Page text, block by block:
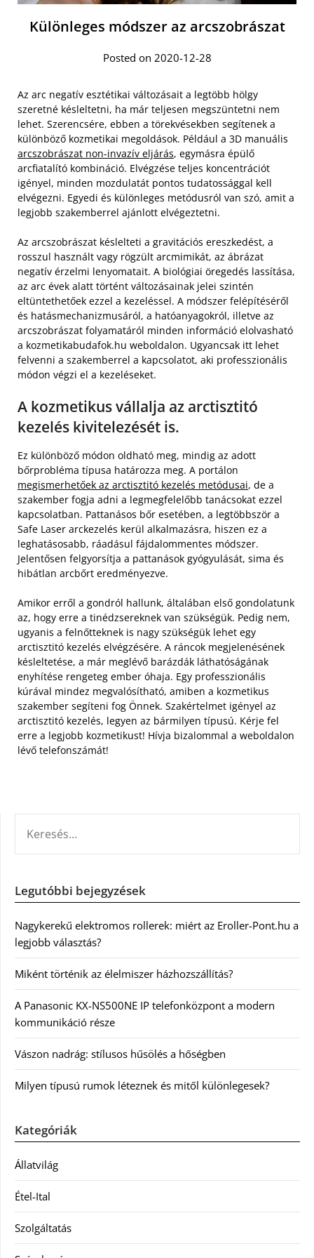
Különleges módszer az arcszobrászat
Posted on 2020-12-28
Az arc negatív esztétikai változásait a legtöbb hölgy
szeretné késleltetni, ha már teljesen megszüntetni nem
lehet. Szerencsére, ebben a törekvésekben segítenek a
különböző kozmetikai megoldások. Például a 3D manuális
arcszobrászat non-invazív eljárás, egymásra épülő
arcfiatalító kombináció. Elvégzése teljes koncentrációt
igényel, minden mozdulatát pontos tudatossággal kell
elvégezni. Egyedi és különleges metódusról van szó, amit a
legjobb szakemberrel ajánlott elvégeztetni.
Az arcszobrászat késlelteti a gravitációs ereszkedést, a
rosszul használt vagy rögzült arcmimikát, az ábrázat
negatív érzelmi lenyomatait. A biológiai öregedés lassítása,
az arc évek alatt történt változásainak jelei szintén
eltüntethetőek ezzel a kezeléssel. A módszer felépítéséről
és hatásmechanizmusáról, a hatóanyagokról, illetve az
arcszobrászat folyamatáról minden információ elolvasható
a kozmetikabudafok.hu weboldalon. Ugyancsak itt lehet
felvenni a szakemberrel a kapcsolatot, aki professzionális
módon végzi el a kezeléseket.
A kozmetikus vállalja az arctisztitó
kezelés kivitelezését is.
Ez különböző módon oldható meg, mindig az adott
bőrprobléma típusa határozza meg. A portálon
megismerhetőek az arctisztitó kezelés metódusai, de a
szakember fogja adni a legmegfelelőbb tanácsokat ezzel
kapcsolatban. Pattanásos bőr esetében, a legtöbbször a
Safe Laser arckezelés kerül alkalmazásra, hiszen ez a
leghatásosabb, ráadásul fájdalommentes módszer.
Jelentősen felgyorsítja a pattanások gyógyulását, sima és
hibátlan arcbőrt eredményezve.
Amikor erről a gondról hallunk, általában első gondolatunk
az, hogy erre a tinédzsereknek van szükségük. Pedig nem,
ugyanis a felnőtteknek is nagy szükségük lehet egy
arctisztitó kezelés elvégzésére. A ráncok megjelenésének
késleltetése, a már meglévő barázdák láthatóságának
enyhítése rengeteg ember óhaja. Egy professzionális
kúrával mindez megvalósítható, amiben a kozmetikus
szakember segíteni fog Önnek. Szakértelmet igényel az
arctisztitó kezelés, legyen az bármilyen típusú. Kérje fel
erre a legjobb kozmetikust! Hívja bizalommal a weboldalon
lévő telefonszámát!
Legutóbbi bejegyzések
Nagykerekű elektromos rollerek: miért az Eroller-Pont.hu a
legjobb választás?
Miként történik az élelmiszer házhozszállítás?
A Panasonic KX-NS500NE IP telefonközpont a modern
kommunikáció része
Vászon nadrág: stílusos hűsölés a hőségben
Milyen típusú rumok léteznek és mitől különlegesek?
Kategóriák
Állatvilág
Étel-Ital
Szolgáltatás